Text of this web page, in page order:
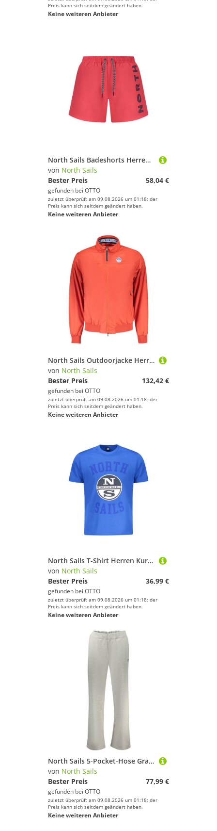
Preis kann sich seitdem geändert haben.
Keine weiteren Anbieter
North Sails Badeshorts Herren Badeshorts Rot 36 cm mit Slip, Taschen & Kordelzug
von North Sails
Bester Preis
58,04 €
gefunden bei OTTO
zuletzt überprüft am 09.08.2026 um 01:18; der
Preis kann sich seitdem geändert haben.
Keine weiteren Anbieter
North Sails Outdoorjacke Herren Segeljacke Rot – Recycelt, Zwei Taschen, Ocean Positive
von North Sails
Bester Preis
132,42 €
gefunden bei OTTO
zuletzt überprüft am 09.08.2026 um 01:18; der
Preis kann sich seitdem geändert haben.
Keine weiteren Anbieter
North Sails T-Shirt Herren Kurzarm T-Shirt Blau mit Rundhals und
von North Sails
Bester Preis
36,99 €
gefunden bei OTTO
zuletzt überprüft am 09.08.2026 um 01:18; der
Preis kann sich seitdem geändert haben.
Keine weiteren Anbieter
North Sails 5-Pocket-Hose Graue Damen-Sporthose: Gefüttert, Weites Bein, Nachhaltig
von North Sails
Bester Preis
77,99 €
gefunden bei OTTO
zuletzt überprüft am 09.08.2026 um 01:18; der
Preis kann sich seitdem geändert haben.
Keine weiteren Anbieter